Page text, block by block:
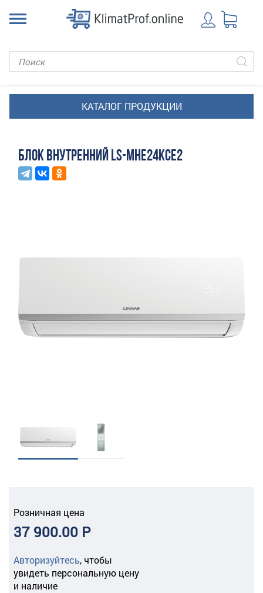
БЛОК ВНУТРЕННИЙ LS-MHE24KCE2
Розничная цена
37 900.00 Р
Авторизуйтесь, чтобы
увидеть персональную цену
и наличие